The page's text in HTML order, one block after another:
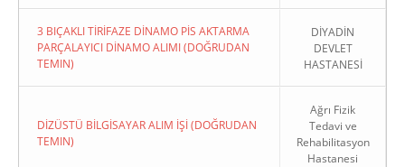
3 BIÇAKLI TİRİFAZE DİNAMO PİS AKTARMA
PARÇALAYICI DİNAMO ALIMI (DOĞRUDAN
TEMIN)
DİYADİN
DEVLET
HASTANESİ
DİZÜSTÜ BİLGİSAYAR ALIM İŞİ (DOĞRUDAN
TEMIN)
Ağrı Fizik
Tedavi ve
Rehabilitasyon
Hastanesi